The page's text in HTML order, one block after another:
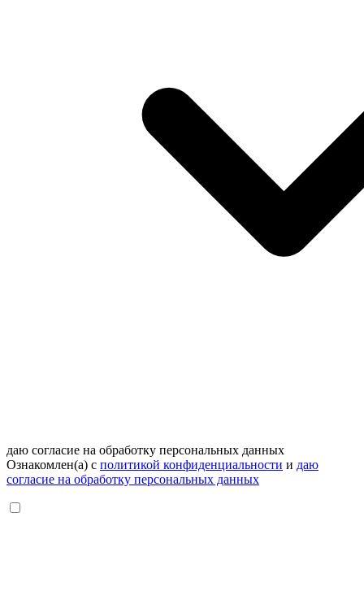
даю согласие на обработку персональных данных
Ознакомлен(а) с политикой конфиденциальности и даю
согласие на обработку персональных данных